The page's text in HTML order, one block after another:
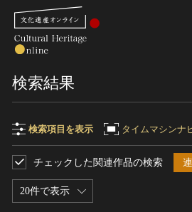
さらに詳細検
検索結果
検索項目を表示 タイムマシンナ
20件で表示
チェックした関連作品の検索
検索項目
フリーワード